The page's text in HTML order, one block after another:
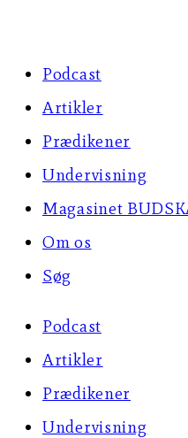
Podcast
Artikler
Prædikener
Undervisning
Magasinet
Om os
Søg
Podcast
Artikler
Prædikener
Undervisning